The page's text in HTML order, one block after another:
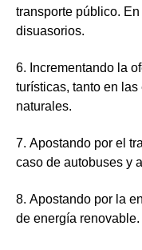
transporte público.
disuasorios.
6. Incrementando la
turísticas, tanto en
naturales.
7. Apostando por el
caso de autobuses y
8. Apostando por la
de energía renovable.